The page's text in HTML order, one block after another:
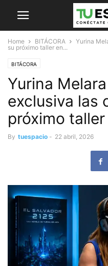
Home BITÁCORA
Yurina
su próximo taller en...
BITÁCORA
Yurina
exclusiva las
próximo taller
By tuespacio - 22 abril, 2026